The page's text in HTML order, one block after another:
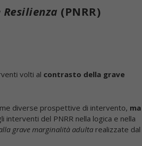
(PNRR)
volti al contrasto della grave
diverse prospettive di intervento, ma
interventi del PNRR nella logica e nella
grave marginalità adulta realizzate dal